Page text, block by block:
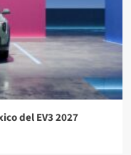
del EV3 2027